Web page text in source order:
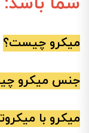
میکرو چیست؟
جنس میکرو
میکرو با